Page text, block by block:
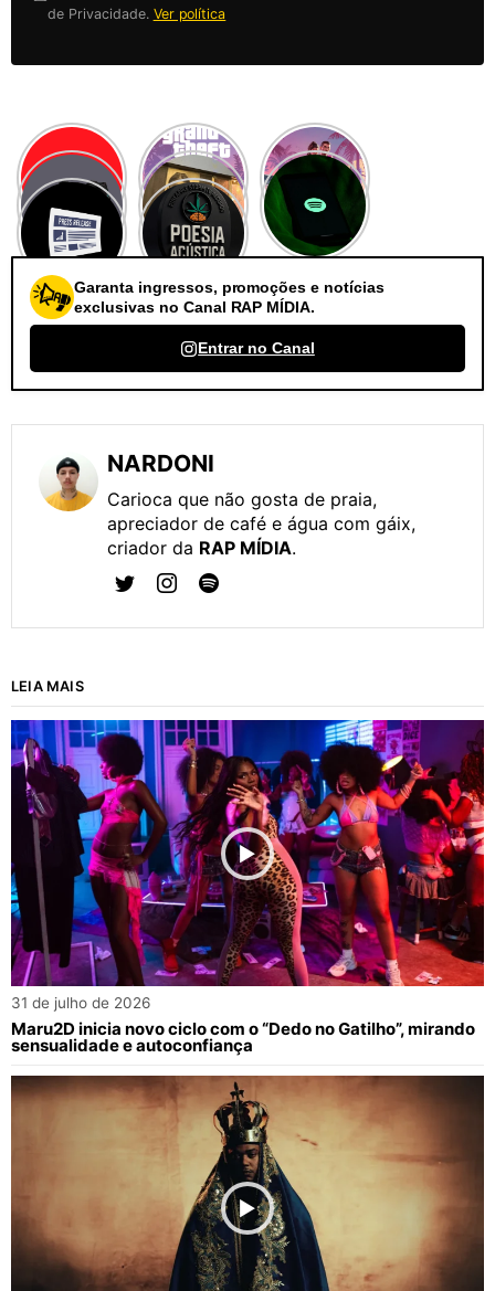
de Privacidade. Ver política
Garanta ingressos, promoções e notícias
exclusivas no Canal RAP MÍDIA.
Entrar no Canal
NARDONI
Carioca que não gosta de praia,
apreciador de café e água com gáix,
criador da RAP MÍDIA.
LEIA MAIS
31 de julho de 2026
Maru2D inicia novo ciclo com o “Dedo no Gatilho”, mirando
sensualidade e autoconfiança